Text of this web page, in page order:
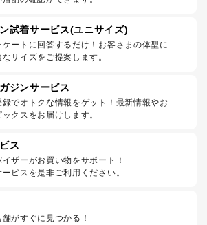
試着サービス(ユニサイズ)
ートに回答するだけ！お客さまの体型に
サイズをご提案します。
ジンサービス
録でオトクな情報をゲット！最新情報やお
クスをお届けします。
ス
ザーがお買い物をサポート！
ビスを是非ご利用ください。
がすぐに見つかる！